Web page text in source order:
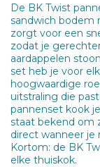
De BK Twist
sandwich bodem
zorgt voor een
zodat je
aardappelen
set heb je voor
hoogwaardige
uitstraling die
pannenset kook
staat bekend om
direct wanneer je
Kortom: de BK
elke thuiskok.